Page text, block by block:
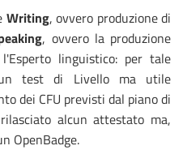
Writing, ovvero produzione di
, ovvero la produzione
linguistico: per tale
test di Livello ma utile
dei CFU previsti dal piano di
alcun attestato ma,
OpenBadge.